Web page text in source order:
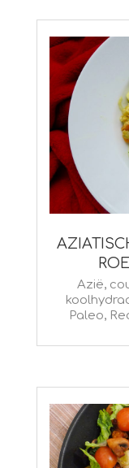
2015-
03-
Azië,
Paleo,